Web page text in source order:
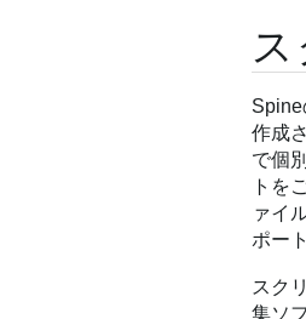
作成
で個
トを
ァイ
ポー
スク
集ソ